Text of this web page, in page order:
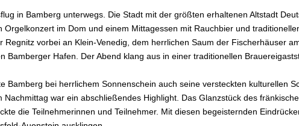
in Bamberg unterwegs. Die Stadt mit der größten erhaltenen Altstadt
im Dom und einem Mittagessen mit Rauchbier und
vorbei an Klein-Venedig, dem herrlichen Saum der Fischerhäuser
Bamberger Hafen. Der Abend klang aus in einer traditionellen
bei herrlichem Sonnenschein auch seine versteckten kulturellen
war ein abschließendes Highlight. Das Glanzstück des
die Teilnehmerinnen und Teilnehmer. Mit diesen begeisternden